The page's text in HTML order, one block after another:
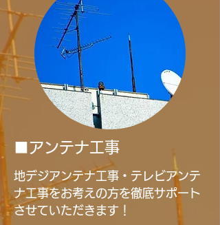
■アンテナ工事
地デジアンテナ工事・テレビアンテ
ナ工事をお考えの方を徹底サポート
させていただきます！